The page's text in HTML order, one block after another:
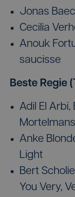
Jonas
Cecilia
Anouk
saucisse
Beste Regie
Adil El Arbi,
Anke
Light
Bert
You Very,